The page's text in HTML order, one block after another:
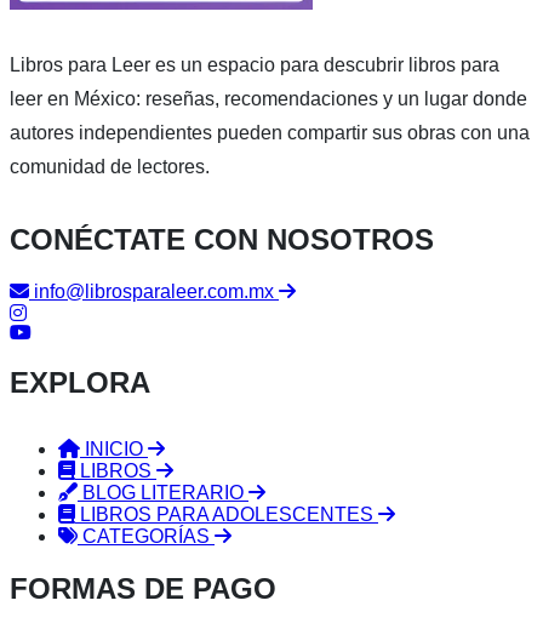
Libros para Leer es un espacio para descubrir libros para
leer en México: reseñas, recomendaciones y un lugar donde
autores independientes pueden compartir sus obras con una
comunidad de lectores.
CONÉCTATE CON NOSOTROS
info@librosparaleer.com.mx
EXPLORA
INICIO
LIBROS
BLOG LITERARIO
LIBROS PARA ADOLESCENTES
CATEGORÍAS
FORMAS DE PAGO